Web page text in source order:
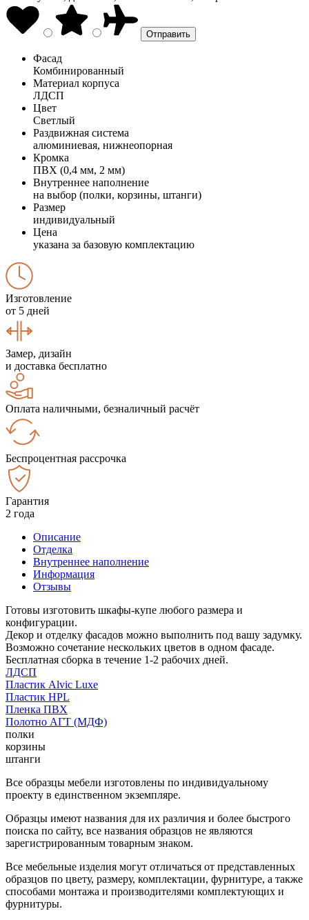
Фасад
Комбинированный
Материал корпуса
ЛДСП
Цвет
Светлый
Раздвижная система
алюминиевая, нижнеопорная
Кромка
ПВХ (0,4 мм, 2 мм)
Внутреннее наполнение
на выбор (полки, корзины, штанги)
Размер
индивидуальный
Цена
указана за базовую комплектацию
Изготовление
от 5 дней
Замер, дизайн
и доставка бесплатно
Оплата наличными, безналичный расчёт
Беспроцентная рассрочка
Гарантия
2 года
Описание
Отделка
Внутреннее наполнение
Информация
Отзывы
Готовы изготовить шкафы-купе любого размера и
конфигурации.
Декор и отделку фасадов можно выполнить под вашу задумку.
Возможно сочетание нескольких цветов в одном фасаде.
Бесплатная сборка в течение 1-2 рабочих дней.
ЛДСП
Пластик Alvic Luxe
Пластик HPL
Пленка ПВХ
Полотно АГТ (МДФ)
полки
корзины
штанги
Все образцы мебели изготовлены по индивидуальному
проекту в единственном экземпляре.
Образцы имеют названия для их различия и более быстрого
поиска по сайту, все названия образцов не являются
зарегистрированным товарным знаком.
Все мебельные изделия могут отличаться от представленных
образцов по цвету, размеру, комплектации, фурнитуре, а также
способами монтажа и производителями комплектующих и
фурнитуры.